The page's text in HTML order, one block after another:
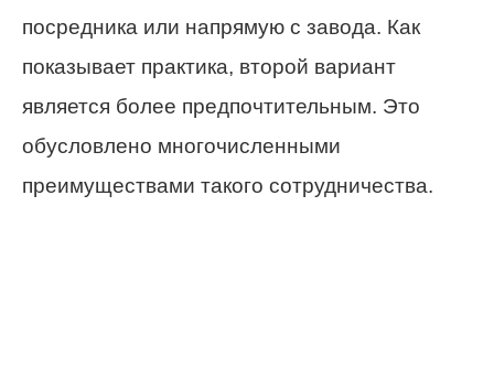
посредника или напрямую с завода. Как
показывает практика, второй вариант
является более предпочтительным. Это
обусловлено многочисленными
преимуществами такого сотрудничества.